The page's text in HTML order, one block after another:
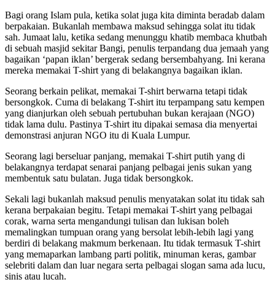
Bagi orang Islam pula, ketika solat juga kita diminta beradab dalam
berpakaian. Bukanlah membawa maksud sehingga solat itu tidak
sah. Jumaat lalu, ketika sedang menunggu khatib membaca khutbah
di sebuah masjid sekitar Bangi, penulis terpandang dua jemaah yang
bagaikan ‘papan iklan’ bergerak sedang bersembahyang. Ini kerana
mereka memakai T-shirt yang di belakangnya bagaikan iklan.
Seorang berkain pelikat, memakai T-shirt berwarna tetapi tidak
bersongkok. Cuma di belakang T-shirt itu terpampang satu kempen
yang dianjurkan oleh sebuah pertubuhan bukan kerajaan (NGO)
tidak lama dulu. Pastinya T-shirt itu dipakai semasa dia menyertai
demonstrasi anjuran NGO itu di Kuala Lumpur.
Seorang lagi berseluar panjang, memakai T-shirt putih yang di
belakangnya terdapat senarai panjang pelbagai jenis sukan yang
membentuk satu bulatan. Juga tidak bersongkok.
Sekali lagi bukanlah maksud penulis menyatakan solat itu tidak sah
kerana berpakaian begitu. Tetapi memakai T-shirt yang pelbagai
corak, warna serta mengandungi tulisan dan lukisan boleh
memalingkan tumpuan orang yang bersolat lebih-lebih lagi yang
berdiri di belakang makmum berkenaan. Itu tidak termasuk T-shirt
yang memaparkan lambang parti politik, minuman keras, gambar
selebriti dalam dan luar negara serta pelbagai slogan sama ada lucu,
sinis atau lucah.